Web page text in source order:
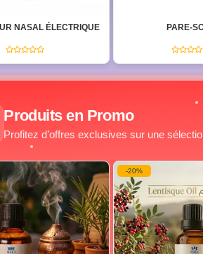
PARE-SOLEIL
LAMPE
Produits en Promo
Profitez d’offres exclusives sur une
-20%